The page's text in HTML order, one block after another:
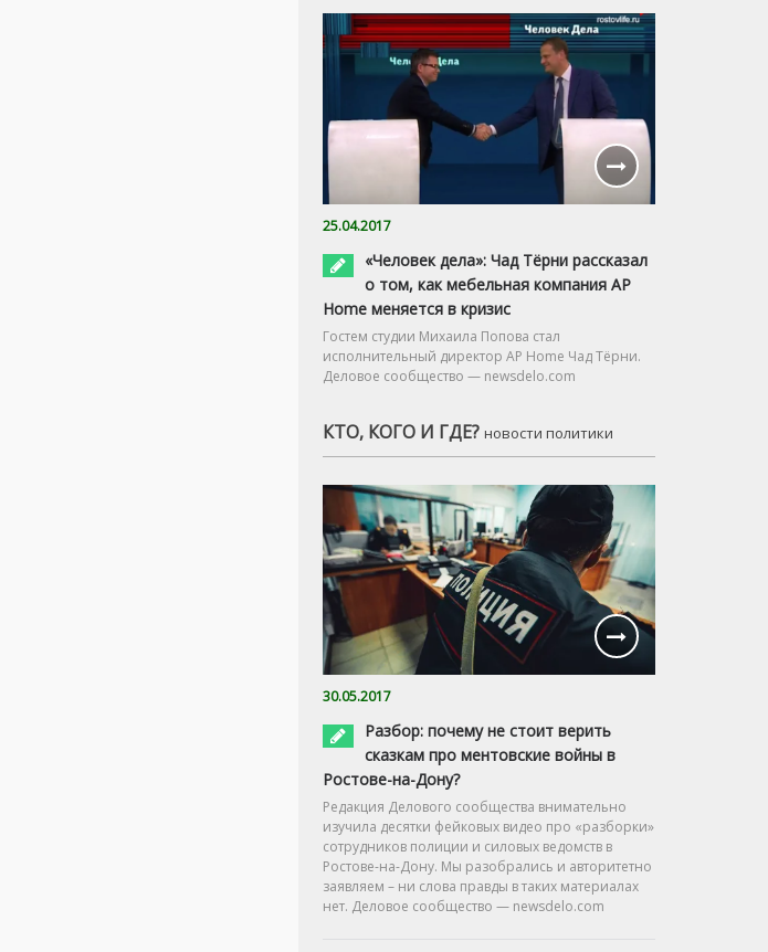
25.04.2017
«Человек дела»: Чад Тёрни рассказал
о том, как мебельная компания AP
Home меняется в кризис
Гостем студии Михаила Попова стал
исполнительный директор AP Home Чад Тёрни.
Деловое сообщество — newsdelo.com
КТО, КОГО И ГДЕ? новости политики
30.05.2017
Разбор: почему не стоит верить
сказкам про ментовские войны в
Ростове-на-Дону?
Редакция Делового сообщества внимательно
изучила десятки фейковых видео про «разборки»
сотрудников полиции и силовых ведомств в
Ростове-на-Дону. Мы разобрались и авторитетно
заявляем – ни слова правды в таких материалах
нет. Деловое сообщество — newsdelo.com